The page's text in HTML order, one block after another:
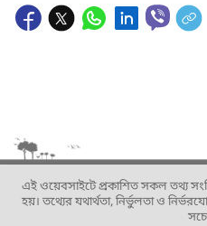
এই ওয়েবসাইটে প্রকাশিত সকল তথ্য
হয়। তথ্যের যথার্থতা, নির্ভুলতা ও